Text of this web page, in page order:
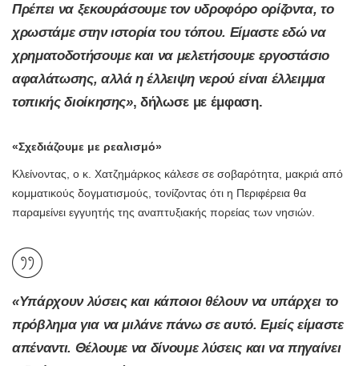
Πρέπει να ξεκουράσουμε τον υδροφόρο ορίζοντα, το
χρωστάμε στην ιστορία του τόπου. Είμαστε εδώ να
χρηματοδοτήσουμε και να μελετήσουμε εργοστάσιο
αφαλάτωσης, αλλά η έλλειψη νερού είναι έλλειμμα
τοπικής διοίκησης», δήλωσε με έμφαση.
«Σχεδιάζουμε με ρεαλισμό»
Κλείνοντας, ο κ. Χατζημάρκος κάλεσε σε σοβαρότητα, μακριά από
κομματικούς δογματισμούς, τονίζοντας ότι η Περιφέρεια θα
παραμείνει εγγυητής της αναπτυξιακής πορείας των νησιών.
«Υπάρχουν λύσεις και κάποιοι θέλουν να υπάρχει το
πρόβλημα για να μιλάνε πάνω σε αυτό. Εμείς είμαστε
απέναντι. Θέλουμε να δίνουμε λύσεις και να πηγαίνει